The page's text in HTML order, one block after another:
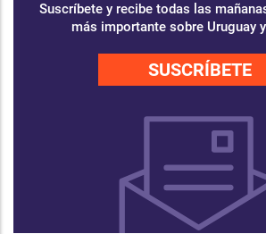
Suscríbete y recibe todas las
más importante sobre Uruguay
SUSCRÍBETE